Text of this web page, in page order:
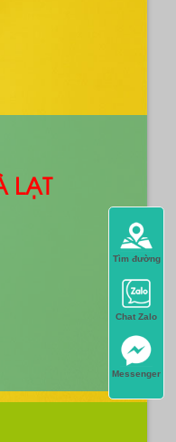
LẠT
Tìm đường
Chat Zalo
Messenger